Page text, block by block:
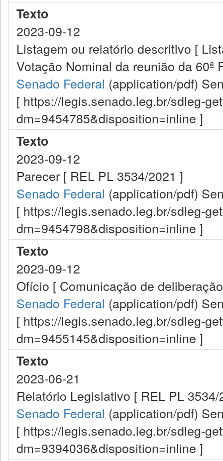
Texto
2023-09-12
Listagem ou relatório descritivo [
Votação Nominal da reunião da 60ª
Senado Federal (application/pdf)
[ https://legis.senado.leg.br/sdleg-
dm=9454785&disposition=inline ]
Texto
2023-09-12
Parecer [ REL PL 3534/2021 ]
Senado Federal (application/pdf)
[ https://legis.senado.leg.br/sdleg-
dm=9454798&disposition=inline ]
Texto
2023-09-12
Ofício [ Comunicação de
Senado Federal (application/pdf)
[ https://legis.senado.leg.br/sdleg-
dm=9455145&disposition=inline ]
Texto
2023-06-21
Relatório Legislativo [ REL PL 3534/
Senado Federal (application/pdf)
[ https://legis.senado.leg.br/sdleg-
dm=9394036&disposition=inline ]